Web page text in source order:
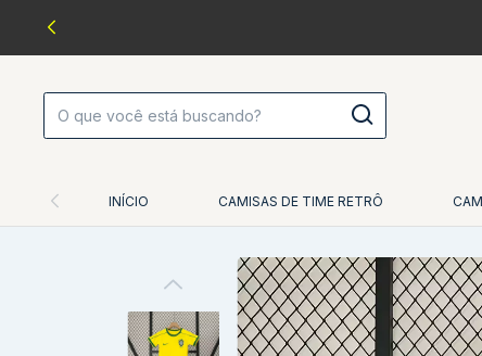
INÍCIO CAMISAS DE TIME RETRÔ